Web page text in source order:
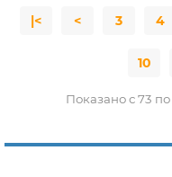
|< < 3 4
10
Показано с 73 по